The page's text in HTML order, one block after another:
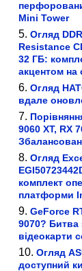
Mini Tower
Огляд
Resistance
32 ГБ:
акцентом на
Огляд
вдале
9060 XT, RX
Огляд
комплект
платформи
GeForce
9070? Битва
відеокарти
Огляд
доступний